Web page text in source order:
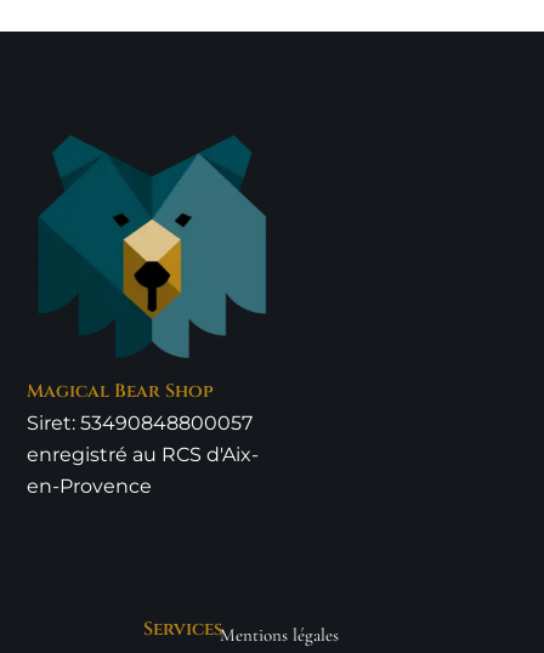
Magical Bear Shop
Siret: 53490848800057
enregistré au RCS d'Aix-
en-Provence
ServicesMentions légales